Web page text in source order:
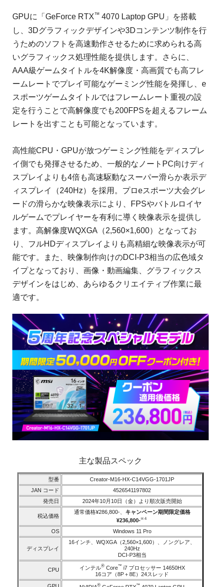
GPUに「GeForce RTX™ 4070 Laptop GPU」を搭載
し、3Dグラフィックデザインや3Dコンテンツ制作を行
うためのソフトを高速動作させるために求められる高
いグラフィックス処理性能を提供します。さらに、
AAA級ゲームタイトルを4K解像度・高画質でも高フレ
ームレートでプレイ可能なゲーミング性能を発揮し、e
スポーツゲームタイトルではフレームレート重視の設
定を行うことで高解像度でも200FPSを超えるフレーム
レートを出すことも可能となっています。
高性能CPU・GPUが放つゲーミング性能をディスプレ
イ側でも発揮させるため、一般的なノートPC向けディ
スプレイよりも4倍も高速駆動なスーパー滑らか表示デ
ィスプレイ（240Hz）を採用。プロeスポーツ大会グレ
ードの滑らかな映像表示により、FPSやバトルロイヤ
ルゲームでプレイヤーを有利に導く映像表示を提供し
ます。高解像度WQXGA（2,560×1,600）となってお
り、フルHDディスプレイよりも高精細な映像表示が可
能です。また、映像制作向けのDCI-P3相当の広色域タ
イプとなっており、画像・動画編集、グラフィックス
デザインをはじめ、あらゆるクリエイティブ作業に最
適です。
主な製品スペック
型番
Creator-M16-HX-C14VGG-1701JP
JAN コード
4526541197802
発売日
2024年10月10日（金）より順次販売開始
税込価格
通常価格¥286,800-、
キャンペーン期間限定価格
¥236,800-※４
OS Windows 11 Pro
ディスプレイ
16インチ、WQXGA（2,560×1,600）、ノングレア、
240Hz
DCI-P3相当
CPU インテル®Core™ i7 プロセッサー 14650HX
16コア（8P＋8E）24スレッド
® ™